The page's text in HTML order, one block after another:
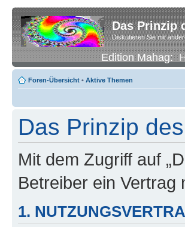
Das Prinzip
Diskutieren Sie mit
Edition Mahag:
Foren-Übersicht • Aktive Themen
Das Prinzip
Mit dem Zugriff auf
Betreiber ein Vertrag
1.